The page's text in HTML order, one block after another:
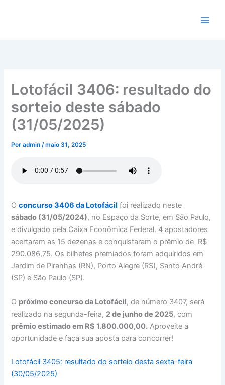
conteúdo
Lotofácil 3406: resultado do
sorteio deste sábado
(31/05/2025)
Poradmin/maio 31, 2025
Oconcurso 3406 da Lotofácil foi realizado neste
sábado (31/05/2024), no Espaço da Sorte, em São Paulo,
e divulgado pela Caixa Econômica Federal. 4 apostadores
acertaram as 15 dezenas e conquistaram o prêmio de R$
290.086,75. Os bilhetes premiados foram adquiridos em
Jardim de Piranhas (RN), Porto Alegre (RS), Santo André
(SP) e São Paulo (SP).
O próximo concurso da Lotofácil, de número 3407, será
realizado na segunda-feira, 2 de junho de 2025, com
prêmio estimado em R$ 1.800.000,00. Aproveite a
oportunidade e faça sua aposta para concorrer!
Lotofácil 3405: resultado do sorteio desta sexta-feira
(30/05/2025)